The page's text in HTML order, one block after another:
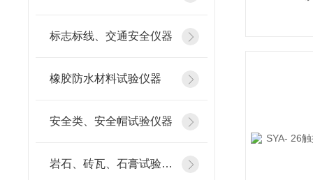
标志标线、交通安全仪器
橡胶防水材料试验仪器
安全类、安全帽试验仪器
岩石、砖瓦、石膏试验仪器